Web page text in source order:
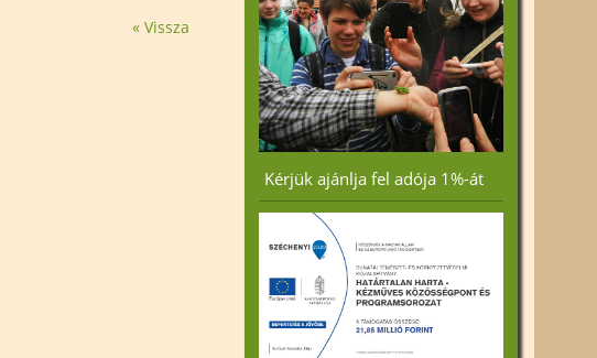
« Vissza
Kérjük ajánlja fel adója 1%-át